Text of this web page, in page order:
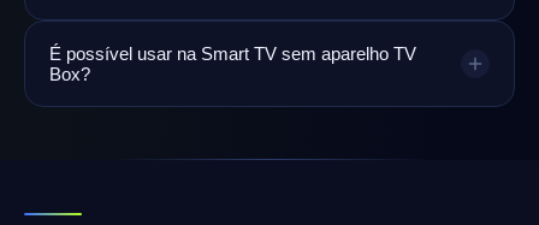
É possível usar na Smart TV sem aparelho TV
Box?